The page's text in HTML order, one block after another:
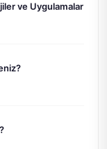
ve Uygulamalar